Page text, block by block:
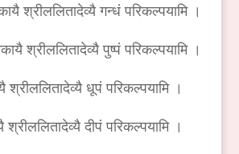
श्रीललितादेव्यै गन्धं परिकल्पयामि ।
श्रीललितादेव्यै पुष्पं परिकल्पयामि ।
श्रीललितादेव्यै धूपं परिकल्पयामि ।
श्रीललितादेव्यै दीपं परिकल्पयामि ।